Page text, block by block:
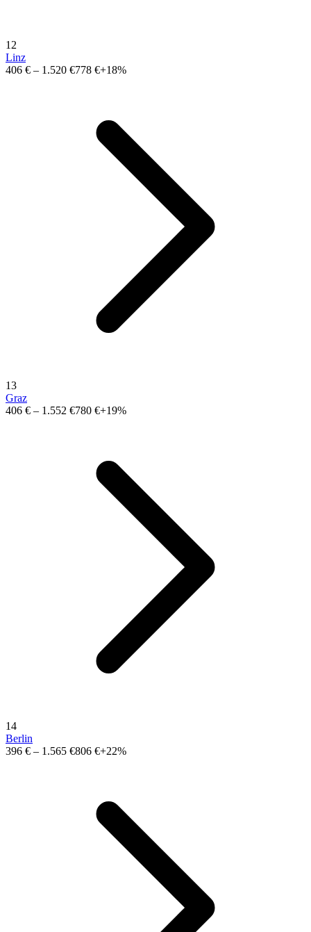
12
Linz
406 € – 1.520 €778 €+18%
13
Graz
406 € – 1.552 €780 €+19%
14
Berlin
396 € – 1.565 €806 €+22%